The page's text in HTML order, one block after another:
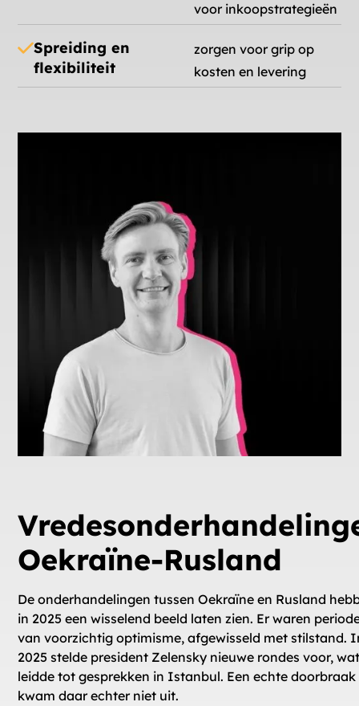
voor inkoopstrategieën
Spreiding en
flexibiliteit
zorgen voor grip op
kosten en levering
Oekraïne-Rusland
De onderhandelingen tussen Oekraïne en Rusland
in 2025 een wisselend beeld laten zien. Er waren
van voorzichtig optimisme, afgewisseld met stilstand.
2025 stelde president Zelensky nieuwe rondes voor,
leidde tot gesprekken in Istanbul. Een echte doorbraak
kwam daar echter niet uit.